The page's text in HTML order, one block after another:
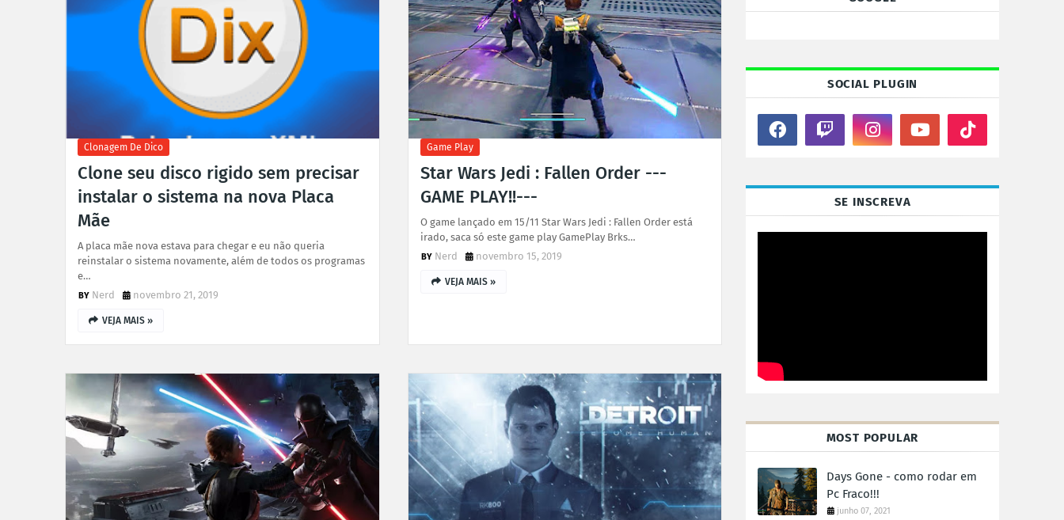
Clonagem De Dico
Clone seu disco rigido sem precisar
instalar o sistema na nova Placa
Mãe
A placa mãe nova estava para chegar e eu não queria
reinstalar o sistema novamente, além de todos os programas
e…
Nerd
novembro 21, 2019
VEJA MAIS »
Game Play
Star Wars Jedi : Fallen Order ---
GAME PLAY!!---
O game lançado em 15/11 Star Wars Jedi : Fallen Order está
irado, saca só este game play GamePlay Brks…
Nerd
novembro 15, 2019
VEJA MAIS »
SOCIAL PLUGIN
SE INSCREVA
MOST POPULAR
Days Gone - como rodar em
Pc Fraco!!!
junho 07, 2021